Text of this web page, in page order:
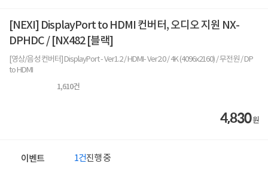
[NEXI] DisplayPort to HDMI 컨버터, 오디오 지원 NX-
DPHDC / [NX482 [블랙]
[영상/음성 컨버터] DisplayPort - Ver1.2 / HDMI- Ver2.0 / 4K (4096x2160) / 무전원 / DP
to HDMI
1,610건
4,830원
이벤트 1건진행 중